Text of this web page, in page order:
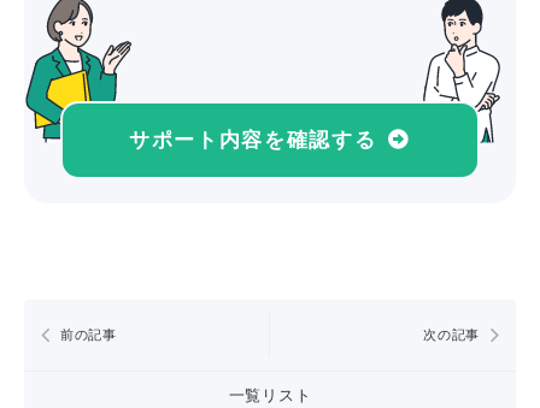
サポート内容を確認する
前の記事
一覧リスト
次の記事